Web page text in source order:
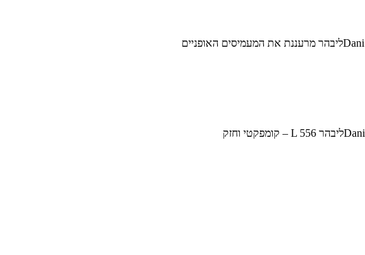
Daniליבהר מרעננת את המעמיסים האופניים
Daniליבהר L 556 – קומפקטי וחזק